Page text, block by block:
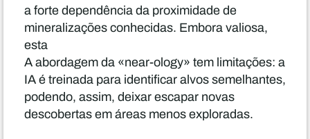
a forte dependência da proximidade de
mineralizações conhecidas. Embora valiosa,
esta
A abordagem da «near-ology» tem limitações: a
IA é treinada para identificar alvos semelhantes,
podendo, assim, deixar escapar novas
descobertas em áreas menos exploradas.